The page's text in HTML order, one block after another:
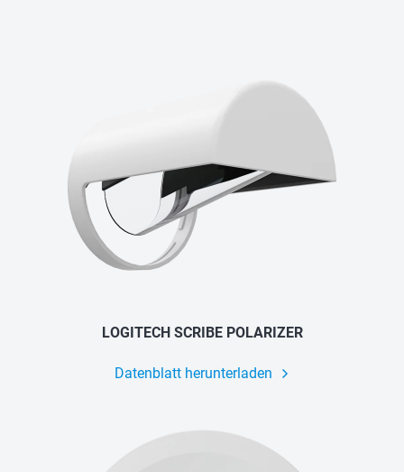
LOGITECH SCRIBE POLARIZER
Datenblatt herunterladen